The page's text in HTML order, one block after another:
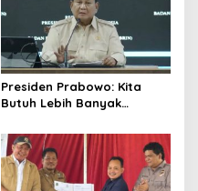
Presiden Prabowo: Kita
Butuh Lebih Banyak
Sains dan Teknologi